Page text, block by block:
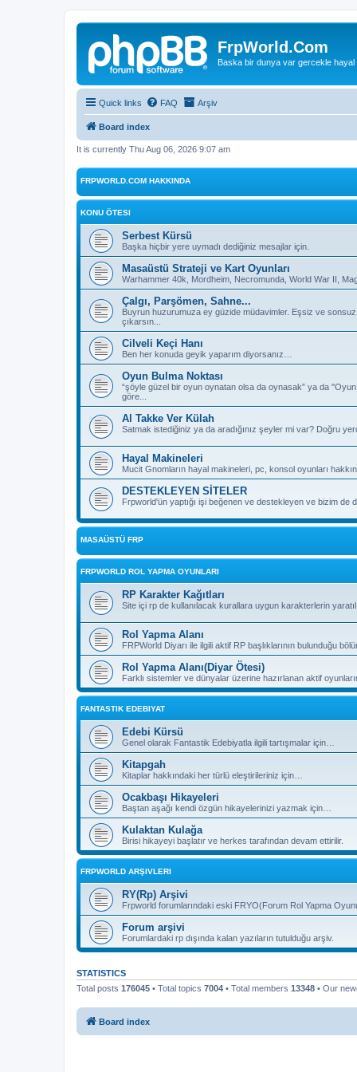
FrpWorld.Com
Baska bir dunya var gercekle hayal
Quick links FAQ Arşiv
Board index
It is currently Thu Aug 06, 2026 9:07 am
FRPWORLD.COM HAKKINDA
KONU ÖTESI
Serbest Kürsü
Başka hiçbir yere uymadı dediğiniz mesajlar için.
Masaüstü Strateji ve Kart Oyunları
Warhammer 40k, Mordheim, Necromunda, World War II,
Çalgı, Parşömen, Sahne...
Buyrun huzurumuza ey güzide müdavimler. Eşsiz ve sonsuz
çıkarsın...
Cilveli Keçi Hanı
Ben her konuda geyik yaparım diyorsanız…
Oyun Bulma Noktası
“şöyle güzel bir oyun oynatan olsa da oynasak” ya da
göre...
Al Takke Ver Külah
Satmak istediğiniz ya da aradığınız şeyler mi var? Doğru
Hayal Makineleri
Mucit Gnomların hayal makineleri, pc, konsol oyunları
DESTEKLEYEN SİTELER
Frpworld'ün yaptığı işi beğenen ve destekleyen ve bizim de
MASAÜSTÜ FRP
FRPWORLD ROL YAPMA OYUNLARI
RP Karakter Kağıtları
Site içi rp de kullanılacak kurallara uygun karakterlerin
Rol Yapma Alanı
FRPWorld Diyarı ile ilgili aktif RP başlıklarının bulunduğu
Rol Yapma Alanı(Diyar Ötesi)
Farklı sistemler ve dünyalar üzerine hazırlanan aktif
FANTASTIK EDEBIYAT
Edebi Kürsü
Genel olarak Fantastik Edebiyatla ilgili tartışmalar için…
Kitapgah
Kitaplar hakkındaki her türlü eleştirileriniz için…
Ocakbaşı Hikayeleri
Baştan aşağı kendi özgün hikayelerinizi yazmak için…
Kulaktan Kulağa
Birisi hikayeyi başlatır ve herkes tarafından devam ettirilir.
FRPWORLD ARŞIVLERI
RY(Rp) Arşivi
Frpworld forumlarındaki eski FRYO(Forum Rol Yapma
Forum arşivi
Forumlardaki rp dışında kalan yazıların tutulduğu arşiv.
STATISTICS
Total posts 176045 • Total topics 7004 • Total members 13348 • Our
Board index